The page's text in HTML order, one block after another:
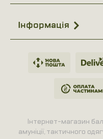
Інформація
Інтернет-магазин
амуніції, тактичного